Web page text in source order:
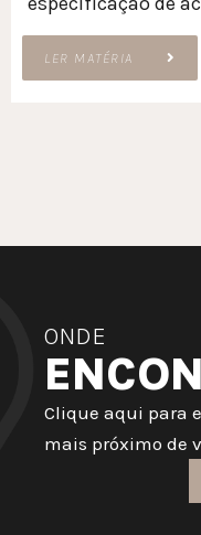
LER MATÉRIA
ONDE
Clique aqui para
mais próximo de